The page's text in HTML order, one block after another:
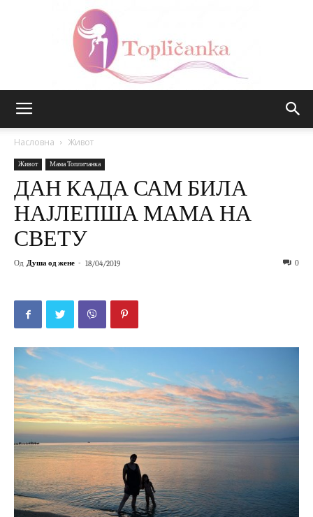
Насловна Живот
Живот Мама Топличанка
ДАН КАДА САМ БИЛА
НАЈЛЕПША МАМА НА
СВЕТУ
Од Душа од жене - 18/04/2019 0